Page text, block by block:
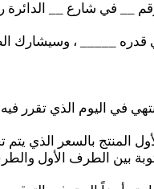
__ في شارع __
_____ ، وسيشارك
في اليوم الذي
المنتج بالسعر الذي
بين الطرف الأول